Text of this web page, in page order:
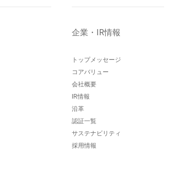
企業・IR情報
トップメッセージ
コアバリュー
会社概要
IR情報
沿革
認証一覧
サステナビリティ
採用情報